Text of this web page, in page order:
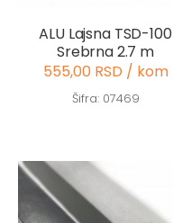
ALU Lajsna TSD-100
Srebrna 2.7 m
555,00 RSD / kom
Šifra: 07469